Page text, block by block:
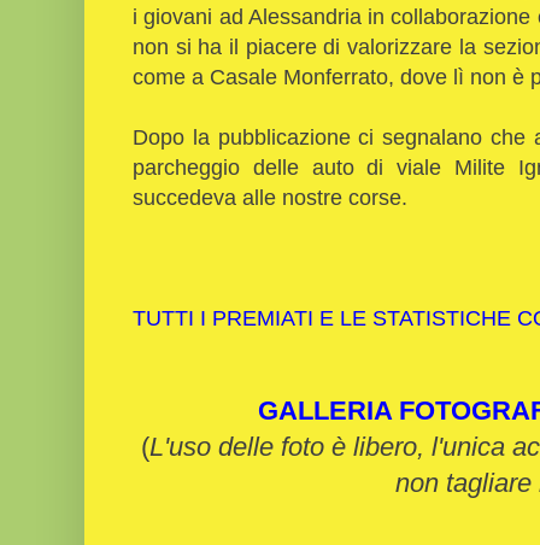
i giovani ad Alessandria in
non si ha il piacere di valorizzare la
come a Casale Monferrato, dove lì non è
Dopo la pubblicazione ci segnalano
parcheggio delle auto di viale Milite
succedeva alle nostre corse.
TUTTI I PREMIATI E LE STATISTICHE
GALLERIA
(L'uso delle foto è libero, l'unica
non tagliare